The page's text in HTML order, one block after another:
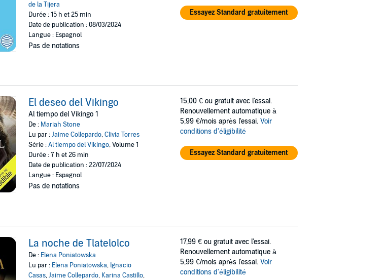
de la Tijera
Durée : 15 h et 25 min
Date de publication : 08/03/2024
Langue : Espagnol
Pas de notations
Essayez Standard gratuitement
El deseo del Vikingo
Al tiempo del Vikingo 1
De : Mariah Stone
Lu par :Jaime Collepardo,Clivia Torres
Série :Al tiempo del Vikingo, Volume 1
Durée : 7 h et 26 min
Date de publication : 22/07/2024
Langue : Espagnol
Pas de notations
15,00 € ou gratuit avec l'essai.
Renouvellement automatique à
5,99 €/mois après l'essai. Voir
conditions d'éligibilité
Essayez Standard gratuitement
La noche de Tlatelolco
De : Elena Poniatowska
Lu par : Elena Poniatowska, Ignacio
Casas,Jaime Collepardo, Karina Castillo,
17,99 € ou gratuit avec l'essai.
Renouvellement automatique à
5,99 €/mois après l'essai. Voir
conditions d'éligibilité